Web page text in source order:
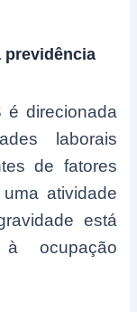
previdência
é direcionada
laborais
de fatores
atividade
está
à ocupação